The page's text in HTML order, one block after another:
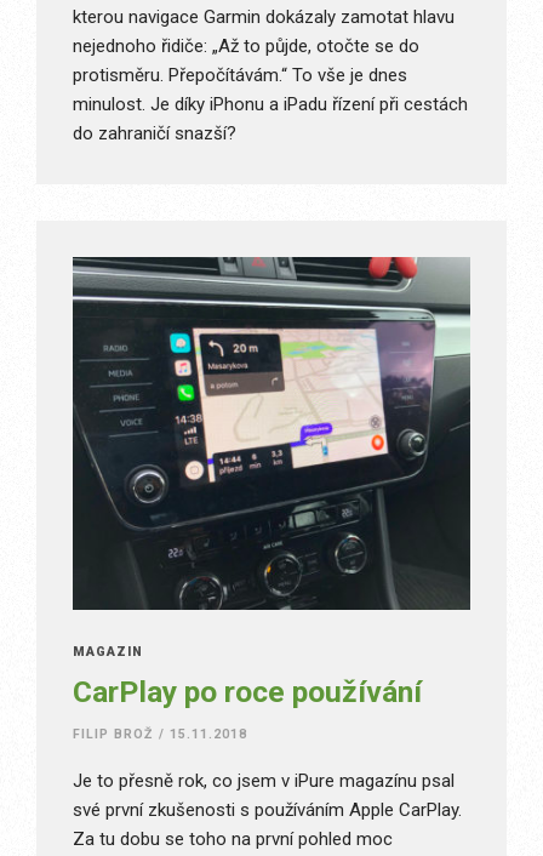
kterou navigace Garmin dokázaly zamotat hlavu
nejednoho řidiče: „Až to půjde, otočte se do
protisměru. Přepočítávám.“ To vše je dnes
minulost. Je díky iPhonu a iPadu řízení při cestách
do zahraničí snazší?
MAGAZÍN
CarPlay po roce používání
FILIP BROŽ / 15.11.2018
Je to přesně rok, co jsem v iPure magazínu psal
své první zkušenosti s používáním Apple CarPlay.
Za tu dobu se toho na první pohled moc